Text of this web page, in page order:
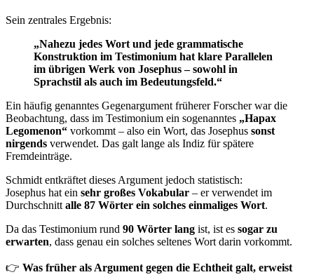
Sein zentrales Ergebnis:
„Nahezu jedes Wort und jede grammatische
Konstruktion im Testimonium hat klare Parallelen
im übrigen Werk von Josephus – sowohl in
Sprachstil als auch im Bedeutungsfeld.“
Ein häufig genanntes Gegenargument früherer Forscher war die
Beobachtung, dass im Testimonium ein sogenanntes „Hapax
Legomenon“ vorkommt – also ein Wort, das Josephus sonst
nirgends verwendet. Das galt lange als Indiz für spätere
Fremdeinträge.
Schmidt entkräftet dieses Argument jedoch statistisch:
Josephus hat ein sehr großes Vokabular – er verwendet im
Durchschnitt alle 87 Wörter ein solches einmaliges Wort.
Da das Testimonium rund 90 Wörter lang ist, ist es sogar zu
erwarten, dass genau ein solches seltenes Wort darin vorkommt.
👉 Was früher als Argument gegen die Echtheit galt, erweist